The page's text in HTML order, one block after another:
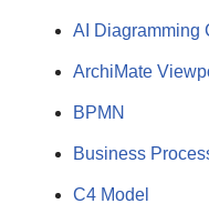
AI Diagramming
ArchiMate
BPMN
Business
C4 Model